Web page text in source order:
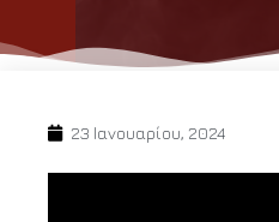
23 Ιανουαρίου, 2024